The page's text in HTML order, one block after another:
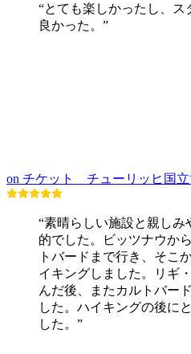
“とても楽しかったし、
良かった。”
on チケット チューリッヒ国立
“素晴らしい施設と親しみ
的でした。ビッツナウか
トバードまで行き、そこ
イキングしました。リギ
んだ後、またカルトバー
した。ハイキングの後に
した。”